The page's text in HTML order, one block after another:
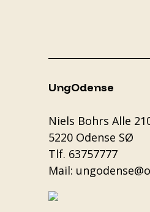
UngOdense
Niels Bohrs Alle
5220 Odense SØ
Tlf. 63757777
Mail: